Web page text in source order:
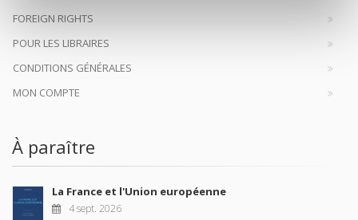
FOREIGN RIGHTS
POUR LES LIBRAIRES
CONDITIONS GÉNÉRALES
MON COMPTE
À paraître
La France et l'Union européenne
4 sept. 2026